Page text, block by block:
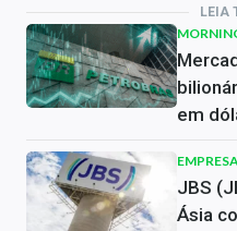
LEIA
em
JBS
Ásia